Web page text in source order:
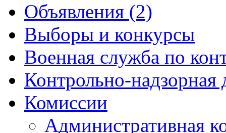
Объявления (2)
Выборы и конкурсы
Военная служба по
Контрольно-надзорная
Комиссии
Административная